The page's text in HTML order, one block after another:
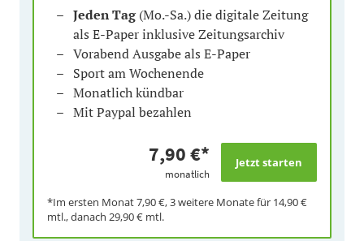
Jeden Tag(Mo.-Sa.) die digitale Zeitung
als E-Paper inklusive Zeitungsarchiv
Vorabend Ausgabe als E-Paper
Sport am Wochenende
Monatlich kündbar
Mit Paypal bezahlen
7,90 €*
monatlich
*Im ersten Monat7,90 €, 3 weitere Monate für 14,90 €
mtl., danach 29,90 € mtl.